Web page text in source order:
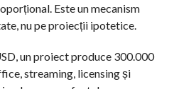
Este un mecanism
nu pe proiecții ipotetice.
un proiect produce 300.000
streaming, licensing și